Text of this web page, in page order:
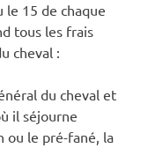
le 15 de chaque
tous les frais
cheval :
du cheval et
il séjourne
ou le pré-fané, la